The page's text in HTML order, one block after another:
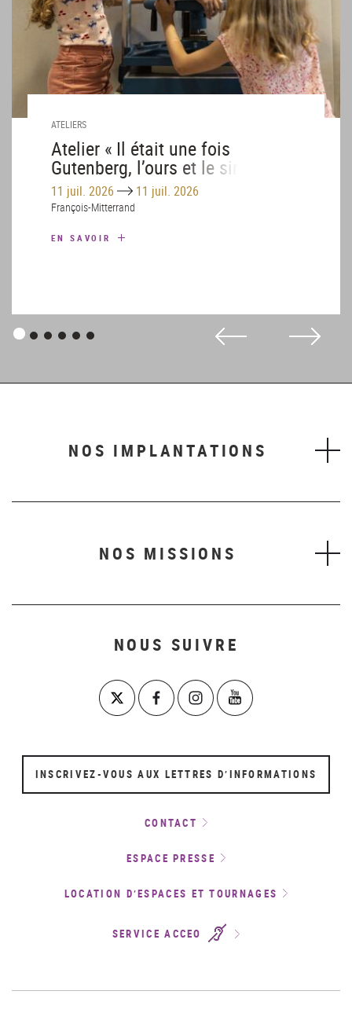
ATELIERS
Atelier « Il était une fois
Gutenberg, l’ours et le singe »
11 juil. 2026 Until11 juil. 2026
François-Mitterrand
EN SAVOIR
Panneau
Panneau
Panneau
Panneau
Panneau
Panneau
NOS IMPLANTATIONS
NOS MISSIONS
NOUS SUIVRE
INSCRIVEZ-VOUS AUX LETTRES D’INFORMATIONS
CONTACT
ESPACE PRESSE
LOCATION D’ESPACES ET TOURNAGES
SERVICE ACCEO